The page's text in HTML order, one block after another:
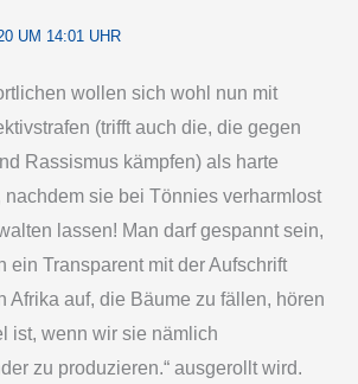
UM 14:01 UHR
wollen sich wohl nun mit
(trifft auch die, die gegen
Rassismus kämpfen) als harte
nachdem sie bei Tönnies verharmlost
lassen! Man darf gespannt sein,
ein Transparent mit der Aufschrift
Afrika auf, die Bäume zu fällen, hören
ist, wenn wir sie nämlich
zu produzieren.“ ausgerollt wird.